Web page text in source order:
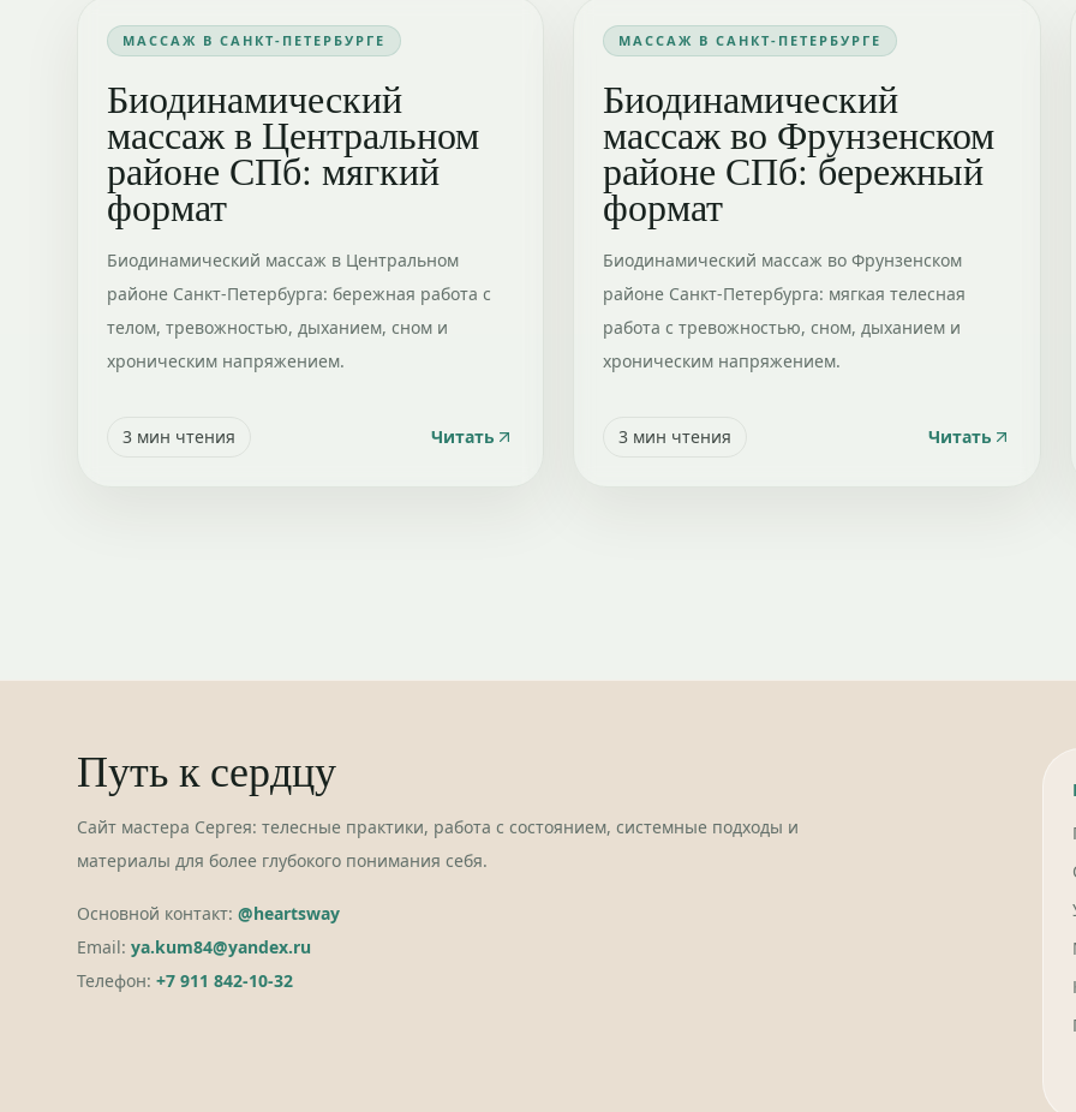
МАССАЖ В САНКТ-ПЕТЕРБУРГЕ
Биодинамический
массаж в Центральном
районе СПб: мягкий
формат
Биодинамический массаж в Центральном
районе Санкт-Петербурга: бережная работа с
телом, тревожностью, дыханием, сном и
хроническим напряжением.
3 мин чтения Читать
МАССАЖ В САНКТ-ПЕТЕРБУРГЕ
Биодинамический
массаж во Фрунзенском
районе СПб: бережный
формат
Биодинамический массаж во Фрунзенском
районе Санкт-Петербурга: мягкая телесная
работа с тревожностью, сном, дыханием и
хроническим напряжением.
3 мин чтения Читать
Путь к сердцу
Сайт мастера Сергея: телесные практики, работа с состоянием, системные подходы и
материалы для более глубокого понимания себя.
Основной контакт: @heartsway
Email: ya.kum84@yandex.ru
Телефон: +7 911 842-10-32